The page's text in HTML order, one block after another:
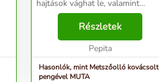
hajtások vághat le, valamint
fásodott kerti bokrokat és
sövényeket is metszhet vele....
Részletek
Pepita
Hasonlók, mint Metszőolló kovácsolt
pengével MUTA